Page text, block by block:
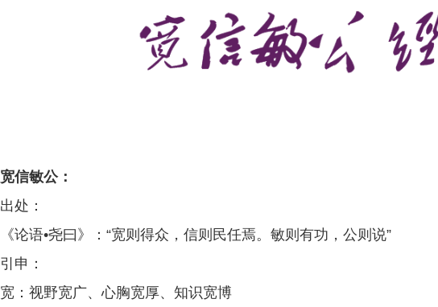
宽信敏公：
出处：
《论语•尧曰》：“宽则得众，信则民任焉。敏则有功，公则说”
引申：
宽：视野宽广、心胸宽厚、知识宽博